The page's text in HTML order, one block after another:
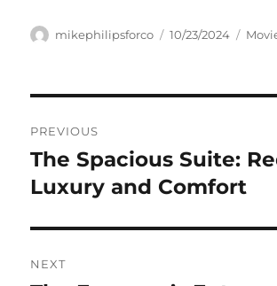
Author
mikephilipsforco
Posted
10/23/2024
pos
PREVIOUS
Previous
post:
The Spacious Suite:
Luxury and Comfort
NEXT